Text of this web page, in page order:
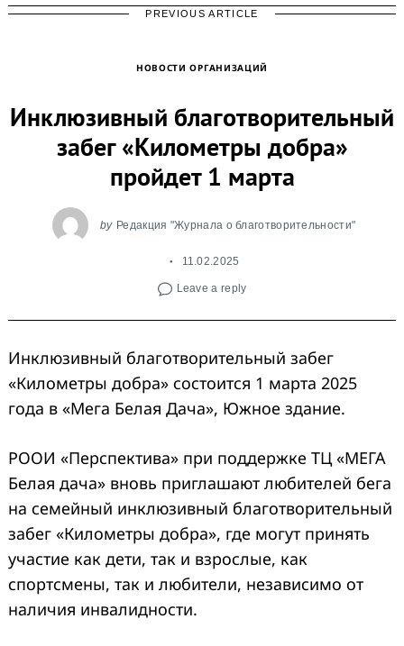
PREVIOUS ARTICLE
НОВОСТИ ОРГАНИЗАЦИЙ
Инклюзивный благотворительный
забег «Километры добра»
пройдет 1 марта
by Редакция "Журнала о благотворительности"
11.02.2025
Leave a reply
Инклюзивный благотворительный забег
«Километры добра» состоится 1 марта 2025
года в «Мега Белая Дача», Южное здание.
РООИ «Перспектива» при поддержке ТЦ «МЕГА
Белая дача» вновь приглашают любителей бега
на семейный инклюзивный благотворительный
забег «Километры добра», где могут принять
участие как дети, так и взрослые, как
спортсмены, так и любители, независимо от
наличия инвалидности.